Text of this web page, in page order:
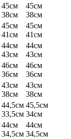
45см
38см
45см
38см
45см
41см
45см
41см
44см
43см
44см
43см
46см
36см
46см
36см
43см
38см
43см
38см
44,5см
33,5см
45,5см
34см
44см
34,5см
44см
34,5см